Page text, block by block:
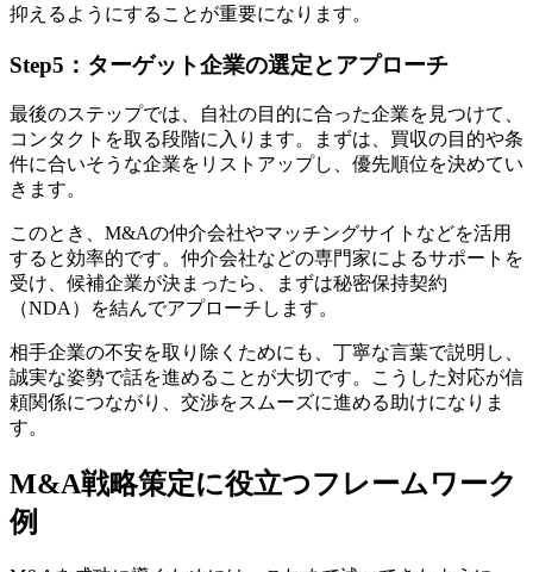
抑えるようにすることが重要になります。
Step5：ターゲット企業の選定とアプローチ
最後のステップでは、自社の目的に合った企業を見つけて、
コンタクトを取る段階に入ります。まずは、買収の目的や条
件に合いそうな企業をリストアップし、優先順位を決めてい
きます。
このとき、M&Aの仲介会社やマッチングサイトなどを活用
すると効率的です。仲介会社などの専門家によるサポートを
受け、候補企業が決まったら、まずは秘密保持契約
（NDA）を結んでアプローチします。
相手企業の不安を取り除くためにも、丁寧な言葉で説明し、
誠実な姿勢で話を進めることが大切です。こうした対応が信
頼関係につながり、交渉をスムーズに進める助けになりま
す。
M&A戦略策定に役立つフレームワーク
例